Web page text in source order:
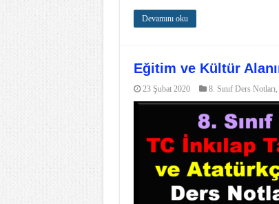
Devamını oku
Eğitim ve Kültür
23 Şubat 2020 8. Sınıf Ders Notları,